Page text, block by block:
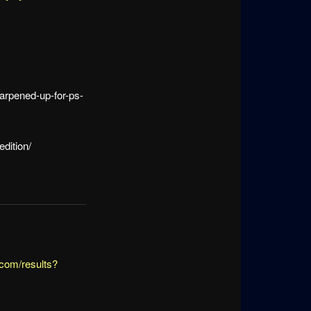
up-for-ps-
results?